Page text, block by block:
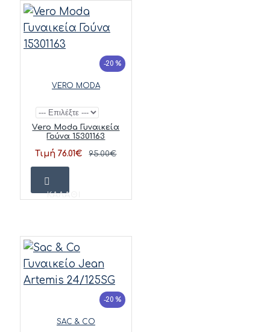
-20 %
VERO MODA
Vero Moda Γυναικεία
Γούνα 15301163
Τιμή 76.01€ 95.00€
ΚΑΛΆΘΙ
-20 %
SAC & CO